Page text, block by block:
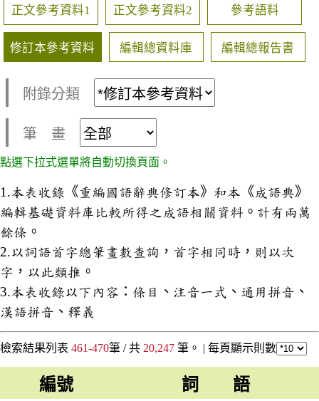
正文參考資料1 正文參考資料2 參考語料
修訂本參考資料 編輯總資料庫 編輯總報告書
附錄分類
筆 畫
點選下拉式選單將自動切換頁面。
1.本表收錄《重編國語辭典修訂本》和本《成語典》
編輯基礎資料庫比較所得之成語相關資料。計有兩萬
餘條。
2.以詞語首字總筆畫數查詢，首字相同時，則以次
字，以此類推。
3.本表收錄以下內容：條目、注音一式、通用拼音、
漢語拼音、釋義
檢索結果列表 461-470筆 / 共 20,247 筆。 | 每頁顯示則數
編號
詞 語